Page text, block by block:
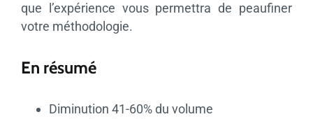
que l’expérience vous permettra de peaufiner
votre méthodologie.
En résumé
Diminution 41-60% du volume